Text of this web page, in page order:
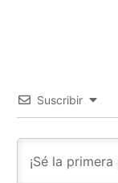
Suscribir